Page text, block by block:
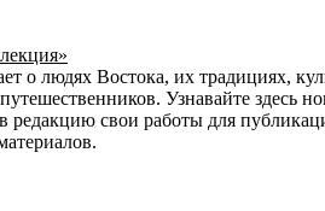
о людях Востока, их традициях,
Узнавайте здесь
редакцию свои работы для